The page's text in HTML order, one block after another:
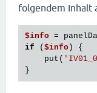
folgendem Inhalt
$info
if ( $info ) {
    put(